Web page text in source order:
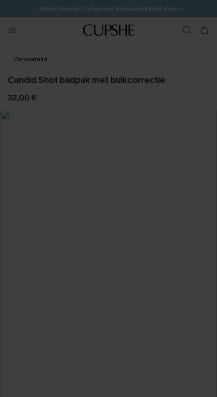
🩱Meest Populair Corrigerend Badpakken| Must Have>>
💌Abonneer je & ontvang tot 15% korting>>
Koop 3, krijg 15% korting | CODE: SW15
Op voorraad
Candid Shot badpak met buikcorrectie
32,00 €